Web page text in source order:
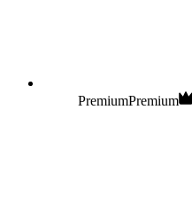
PremiumPremium